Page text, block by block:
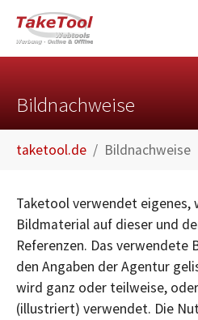
Bildnachweise
taketool.de Bildnachweise
Taketool verwendet eigenes,
Bildmaterial auf dieser und
Referenzen. Das
den Angaben der Agentur
wird ganz oder teilweise,
(illustriert) verwendet. Die